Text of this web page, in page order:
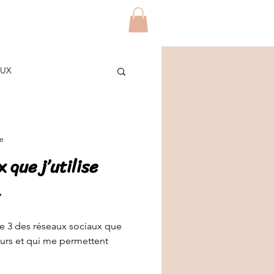
DIY
que j’utilise
3 des réseaux sociaux que
et qui me permettent